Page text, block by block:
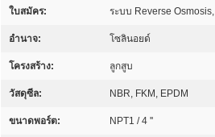
ใบสมัคร: ระบบ Reverse
อำนาจ: โซลินอยด์
โครงสร้าง: ลูกสูบ
วัสดุซีล: NBR, FKM, EPDM
ขนาดพอร์ต: NPT1 / 4 ''